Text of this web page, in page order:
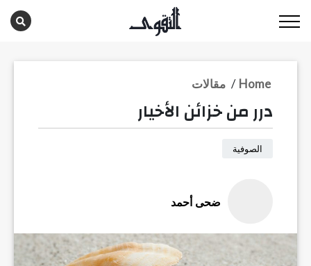
مقالات / Home
درر من خزائن الأخيار
الصوفية
ضحى أحمد